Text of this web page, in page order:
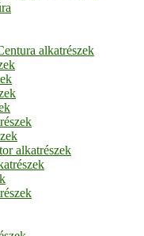
alkatrészek
alkatrészek